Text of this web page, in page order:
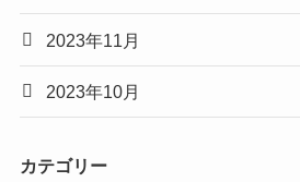
2023年11月
2023年10月
カテゴリー